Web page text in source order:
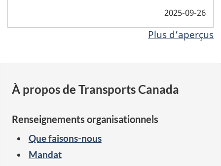
2025-09-26
Plus d’aperçus
À propos de Transports Canada
Renseignements organisationnels
Que faisons-nous
Mandat